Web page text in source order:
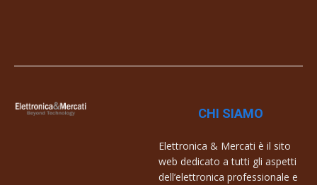
CHI SIAMO
Elettronica & Mercati è il sito
web dedicato a tutti gli aspetti
dell’elettronica professionale e